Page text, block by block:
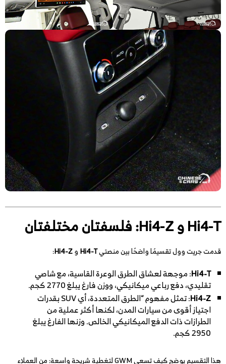
Hi4-T و Hi4-Z: فلسفتان مختلفتان
قدمت جريت وول تقسيمًا واضحًا بين منصتيHi4-T وHi4-Z
:
Hi4-T: موجهة لعشاق الطرق الوعرة القاسية، مع شاصي
تقليدي، دفع رباعي ميكانيكي، ووزن فارغ يبلغ 2770 كجم.
Hi4-Z
: تمثل مفهوم “الطرق المتعددة، أي SUV بقدرات
اجتياز أقوى من سيارات المدن، لكنها أكثر عملية من
الطرازات ذات الدفع الميكانيكي الخالص. وزنها الفارغ يبلغ
2950 كجم.
هذا التقسيم يوضح كيف تسعى GWM لتغطية شريحة واسعة: من العملاء